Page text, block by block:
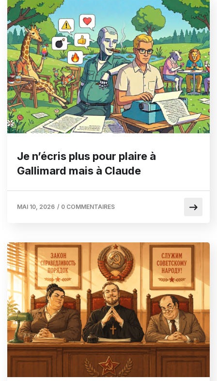
Je n’écris plus pour plaire à
Gallimard mais à Claude
MAI 10, 2026 / 0 COMMENTAIRES